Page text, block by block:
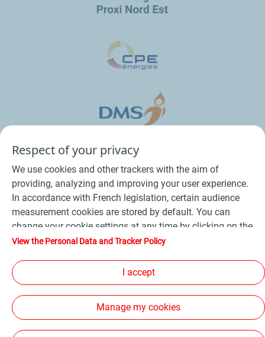
Conditions Générales de Vente Bois
Conditions Générales d’Utilisation
Cookies - Plan du site -
Les sites de la compagnie TotalEnergies
Accessibilité: non conforme
Respect of your privacy
We use cookies and other trackers with the aim of
providing, analyzing and improving your user experience.
In accordance with French legislation, certain audience
measurement cookies are stored by default. You can
change your cookie settings at any time by clicking on the
"Manage my cookies" button. By clicking on the "Accept"
device. If you click on "Decline", only the technical cookies
required for the site to function correctly will be used. For
more information, refer to the "Personal Data and Tracker
Policy" page.
View the Personal Data and Tracker Policy
I accept
Manage my cookies